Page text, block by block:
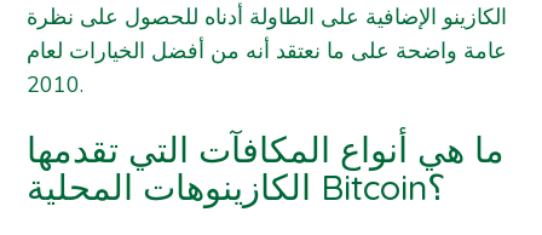
الكازينو الإضافية على الطاولة أدناه للحصول على نظرة
عامة واضحة على ما نعتقد أنه من أفضل الخيارات لعام
2010.
ما هي أنواع المكافآت التي تقدمها
الكازينوهات المحلية Bitcoin؟